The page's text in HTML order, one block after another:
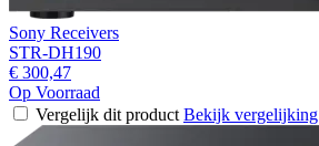
Sony Receivers
STR-DH190
€ 300,47
Op Voorraad
Vergelijk dit product Bekijk vergelijking